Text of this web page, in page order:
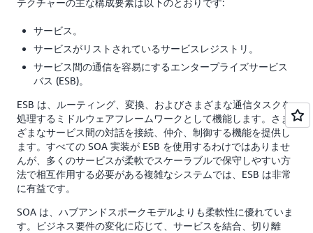
テクチャーの主な構成要素は以下のとおりです:
サービス。
サービスがリストされているサービスレジストリ。
サービス間の通信を容易にするエンタープライズサービス
バス (ESB)。
ESB は、ルーティング、変換、およびさまざまな通信タスクを
処理するミドルウェアフレームワークとして機能します。さま
ざまなサービス間の対話を接続、仲介、制御する機能を提供し
ます。すべての SOA 実装が ESB を使用するわけではありませ
んが、多くのサービスが柔軟でスケーラブルで保守しやすい方
法で相互作用する必要がある複雑なシステムでは、ESB は非常
に有益です。
SOA は、ハブアンドスポークモデルよりも柔軟性に優れていま
す。ビジネス要件の変化に応じて、サービスを結合、切り離